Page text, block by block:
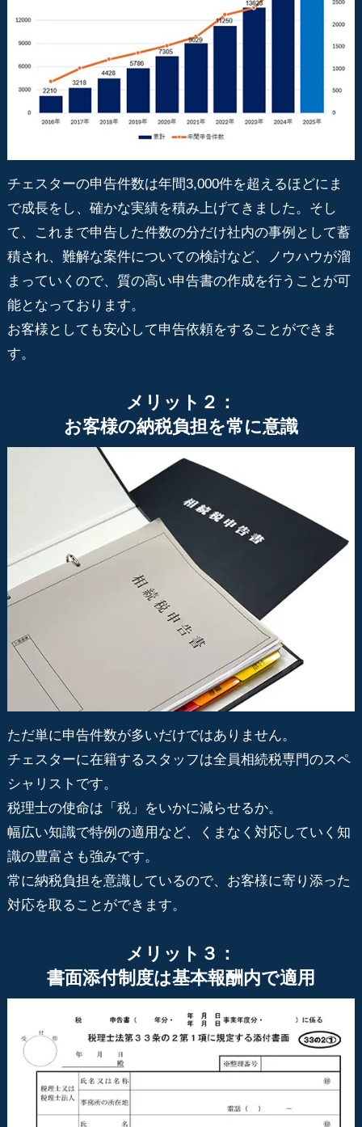
チェスターの申告件数は年間3,000件を超えるほどにま
で成長をし、確かな実績を積み上げてきました。そし
て、これまで申告した件数の分だけ社内の事例として蓄
積され、難解な案件についての検討など、ノウハウが溜
まっていくので、質の高い申告書の作成を行うことが可
能となっております。
お客様としても安心して申告依頼をすることができま
す。
メリット２：
お客様の納税負担を常に意識
ただ単に申告件数が多いだけではありません。
チェスターに在籍するスタッフは全員相続税専門のスペ
シャリストです。
税理士の使命は「税」をいかに減らせるか。
幅広い知識で特例の適用など、くまなく対応していく知
識の豊富さも強みです。
常に納税負担を意識しているので、お客様に寄り添った
対応を取ることができます。
メリット３：
書面添付制度は基本報酬内で適用